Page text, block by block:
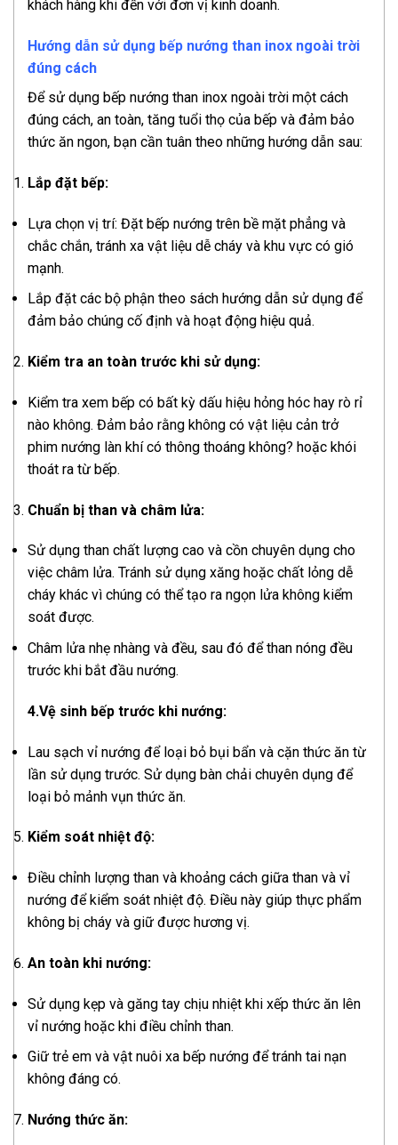
khách hàng khi đến với đơn vị kinh doanh.
Hướng dẫn sử dụng bếp nướng than inox ngoài trời
đúng cách
Để sử dụng bếp nướng than inox ngoài trời một cách
đúng cách, an toàn, tăng tuổi thọ của bếp và đảm bảo
thức ăn ngon, bạn cần tuân theo những hướng dẫn sau:
Lắp đặt bếp:
Lựa chọn vị trí: Đặt bếp nướng trên bề mặt phẳng và
chắc chắn, tránh xa vật liệu dễ cháy và khu vực có gió
mạnh.
Lắp đặt các bộ phận theo sách hướng dẫn sử dụng để
đảm bảo chúng cố định và hoạt động hiệu quả.
Kiểm tra an toàn trước khi sử dụng:
Kiểm tra xem bếp có bất kỳ dấu hiệu hỏng hóc hay rò rỉ
nào không. Đảm bảo rằng không có vật liệu cản trở
phim nướng làn khí có thông thoáng không? hoặc khói
thoát ra từ bếp.
Chuẩn bị than và châm lửa:
Sử dụng than chất lượng cao và cồn chuyên dụng cho
việc châm lửa. Tránh sử dụng xăng hoặc chất lỏng dễ
cháy khác vì chúng có thể tạo ra ngọn lửa không kiểm
soát được.
Châm lửa nhẹ nhàng và đều, sau đó để than nóng đều
trước khi bắt đầu nướng.
4.Vệ sinh bếp trước khi nướng:
Lau sạch vỉ nướng để loại bỏ bụi bẩn và cặn thức ăn từ
lần sử dụng trước. Sử dụng bàn chải chuyên dụng để
loại bỏ mảnh vụn thức ăn.
Kiểm soát nhiệt độ:
Điều chỉnh lượng than và khoảng cách giữa than và vỉ
nướng để kiểm soát nhiệt độ. Điều này giúp thực phẩm
không bị cháy và giữ được hương vị.
An toàn khi nướng:
Sử dụng kẹp và găng tay chịu nhiệt khi xếp thức ăn lên
vỉ nướng hoặc khi điều chỉnh than.
Giữ trẻ em và vật nuôi xa bếp nướng để tránh tai nạn
không đáng có.
Nướng thức ăn: